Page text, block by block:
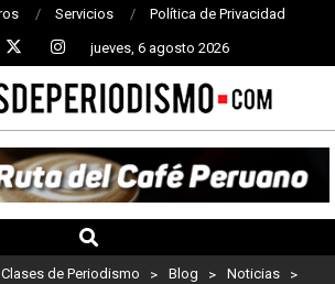
Servicios Política de Privacidad
jueves, 6 agosto 2026
Clases de Periodismo > Blog > Noticias >